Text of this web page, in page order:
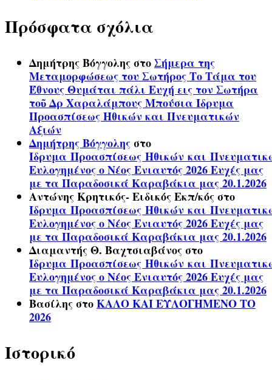
Πρόσφατα σχόλια
Δημήτρης ΒόγγοληςστοΣήμερα της
Μεταμορφώσεως του Σωτήρος Το Τάμα του
Έθνους Θυμάται πάλι Ευχή εις τον Σωτήρα
τοῦ Δρ Χαραλάμπους Μπούσια Ίδρυμα
Προασπίσεως Ηθικών και Πνευματικών
Αξιών
Δημήτρης Βόγγοληςστο
Ίδρυμα Προασπίσεως Ηθικών και
Ευλογημένος ο Νέος Ενιαυτός 2026 Ευχές μας
με τα Παραδοσικά Καραβάκια μας 20.1.2026
Αντώνης Κρητικός- Ειδικός Εκπ/κόςστο
Ίδρυμα Προασπίσεως Ηθικών και
Ευλογημένος ο Νέος Ενιαυτός 2026 Ευχές μας
με τα Παραδοσικά Καραβάκια μας 20.1.2026
Διαμαντής Θ. Βαχτσιαβάνοςστο
Ίδρυμα Προασπίσεως Ηθικών και
Ευλογημένος ο Νέος Ενιαυτός 2026 Ευχές μας
με τα Παραδοσικά Καραβάκια μας 20.1.2026
ΒασίληςστοΚΑΛΟ ΚΑΙ ΕΥΛΟΓΗΜΕΝΟ ΤΟ
2026
Ιστορικό